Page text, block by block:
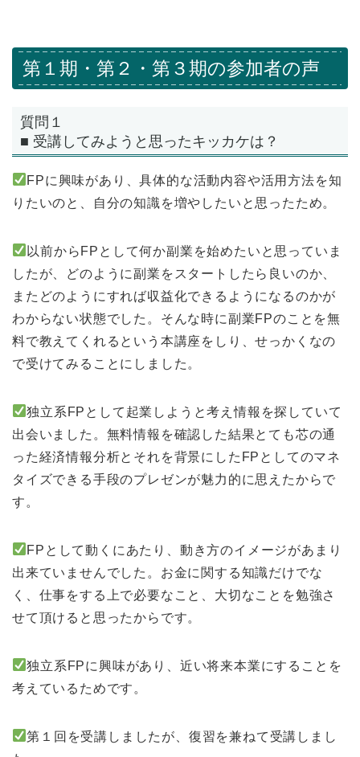
第１期・第２・第３期の参加者の声
質問１
■ 受講してみようと思ったキッカケは？
FPに興味があり、具体的な活動内容や活用方法を知
りたいのと、自分の知識を増やしたいと思ったため。
以前からFPとして何か副業を始めたいと思っていま
したが、どのように副業をスタートしたら良いのか、
またどのようにすれば収益化できるようになるのかが
わからない状態でした。そんな時に副業FPのことを無
料で教えてくれるという本講座をしり、せっかくなの
で受けてみることにしました。
独立系FPとして起業しようと考え情報を探していて
出会いました。無料情報を確認した結果とても芯の通
った経済情報分析とそれを背景にしたFPとしてのマネ
タイズできる手段のプレゼンが魅力的に思えたからで
す。
FPとして動くにあたり、動き方のイメージがあまり
出来ていませんでした。お金に関する知識だけでな
く、仕事をする上で必要なこと、大切なことを勉強さ
せて頂けると思ったからです。
独立系FPに興味があり、近い将来本業にすることを
考えているためです。
第１回を受講しましたが、復習を兼ねて受講しまし